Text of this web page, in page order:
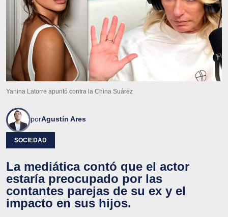
Yanina Latorre apuntó contra la China Suárez
porAgustín Ares
SOCIEDAD
La mediática contó que el actor
estaría preocupado por las
contantes parejas de su ex y el
impacto en sus hijos.